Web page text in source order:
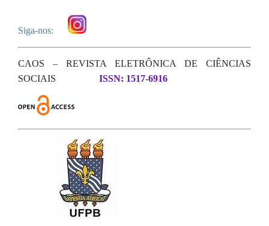
Siga-nos:
CAOS – REVISTA ELETRÔNICA DE CIÊNCIAS
SOCIAIS
ISSN: 1517-6916